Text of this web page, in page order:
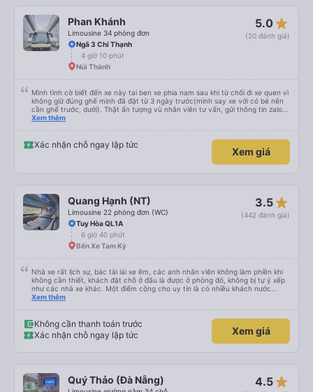
Phan Khánh
Limousine 34 phòng đơn
5.0 star_rate
(20 đánh giá)
Ngã 3 Chí Thạnh
4 giờ 10 phút
Núi Thành
Mình tình cờ biết đến xe này tai ben xe phia nam sau khi từ chối đi xe quen vì
không giữ đúng ghế mình đã đặt từ 3 ngày trước(mình say xe với có bé nên
cần ghế trước, dưới). Thật ấn tượng vù nhân viên tư vấn, gửi thông tin zalo
rõ ràng, chuyên nghiệp. Đi đúng giờ, xe mới toanh, sạch sẽ thơm tho, buồng
các anh tài và lơ cũng cực dễ thương, tâm lý. 10 điểm không nhưng. Mình sẽ
lưu lại để giới thiệu người nhà, bạn bè đi xe này. ưng hết sức. Giờ thấy may
Xem thêm
Xác nhận chỗ ngay lập tức
Xem giá
Quang Hạnh (NT)
Limousine 22 phòng đơn (WC)
3.5 star_rate
(442 đánh giá)
Tuy Hòa QL1A
6 giờ 40 phút
Bến Xe Tam Kỳ
Nhà xe rất lịch sự, bác tài lái xe êm, các anh nhân viên không làm phiền khi
không cần thiết, khách đặt chỗ ở đâu là được ở phòng đó, không bị tự ý xếp
như các nhà xe khác. Một điểm cộng cho uy tín là có nhiều khách nước
Xem thêm
Không cần thanh toán trước
Xác nhận chỗ ngay lập tức
Xem giá
Quý Thảo (Đà Nẵng) 4.5 star_rate